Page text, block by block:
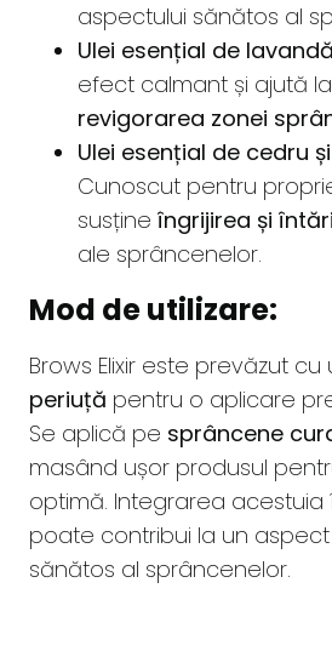
aspectului sănătos al
Ulei esențial de lavandă
efect calmant și ajută la
revigorarea zonei
Ulei esențial de cedru
Cunoscut pentru
susține îngrijirea și
ale sprâncenelor.
Mod de utilizare:
Brows Elixir este prevăzut cu
periuță pentru o aplicare
Se aplică pe sprâncene
masând ușor produsul
optimă. Integrarea acestuia
poate contribui la un aspect
sănătos al sprâncenelor.